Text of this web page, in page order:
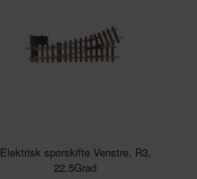
Elektrisk sporskifte Venstre, R3,
22.5Grad